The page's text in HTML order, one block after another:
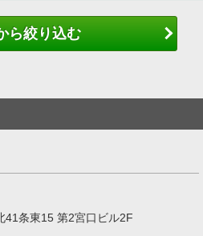
ら絞り込む
41条東15 第2宮口ビル2F